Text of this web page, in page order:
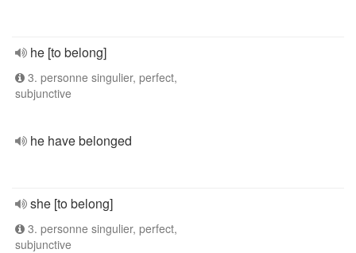
he [to belong]
3. personne singulier, perfect,
subjunctive
he have belonged
she [to belong]
3. personne singulier, perfect,
subjunctive